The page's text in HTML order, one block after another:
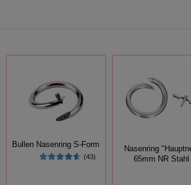
Bullen Nasenring S-Form
(43)
Nasenring
65mm NR Stahl